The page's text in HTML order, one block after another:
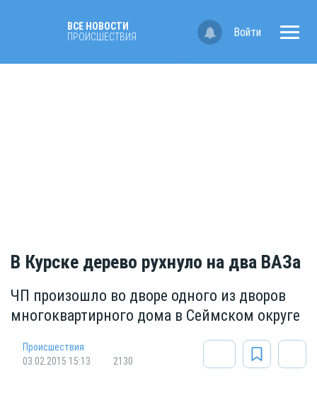
ВСЕ НОВОСТИ
ПРОИСШЕСТВИЯ
Войти
В Курске дерево рухнуло на два ВАЗа
ЧП произошло во дворе одного из дворов
многоквартирного дома в Сеймском округе
Происшествия
03.02.2015 15:13
2130